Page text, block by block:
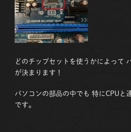
どのチップセットを使うかによって
が決まります！
パソコンの部品の中でも 特にCPUと
です。